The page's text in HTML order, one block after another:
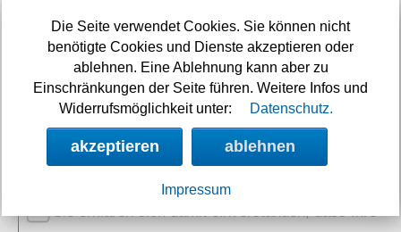
Name:(optional)
Spamschutz: (Ergebnis eintragen)
Sie erklären sich damit einverstanden, dass Ihre
Die Seite verwendet Cookies. Sie können nicht
benötigte Cookies und Dienste akzeptieren oder
ablehnen. Eine Ablehnung kann aber zu
Einschränkungen der Seite führen. Weitere Infos und
Widerrufsmöglichkeit unter:
Datenschutz.
akzeptieren ablehnen
Impressum